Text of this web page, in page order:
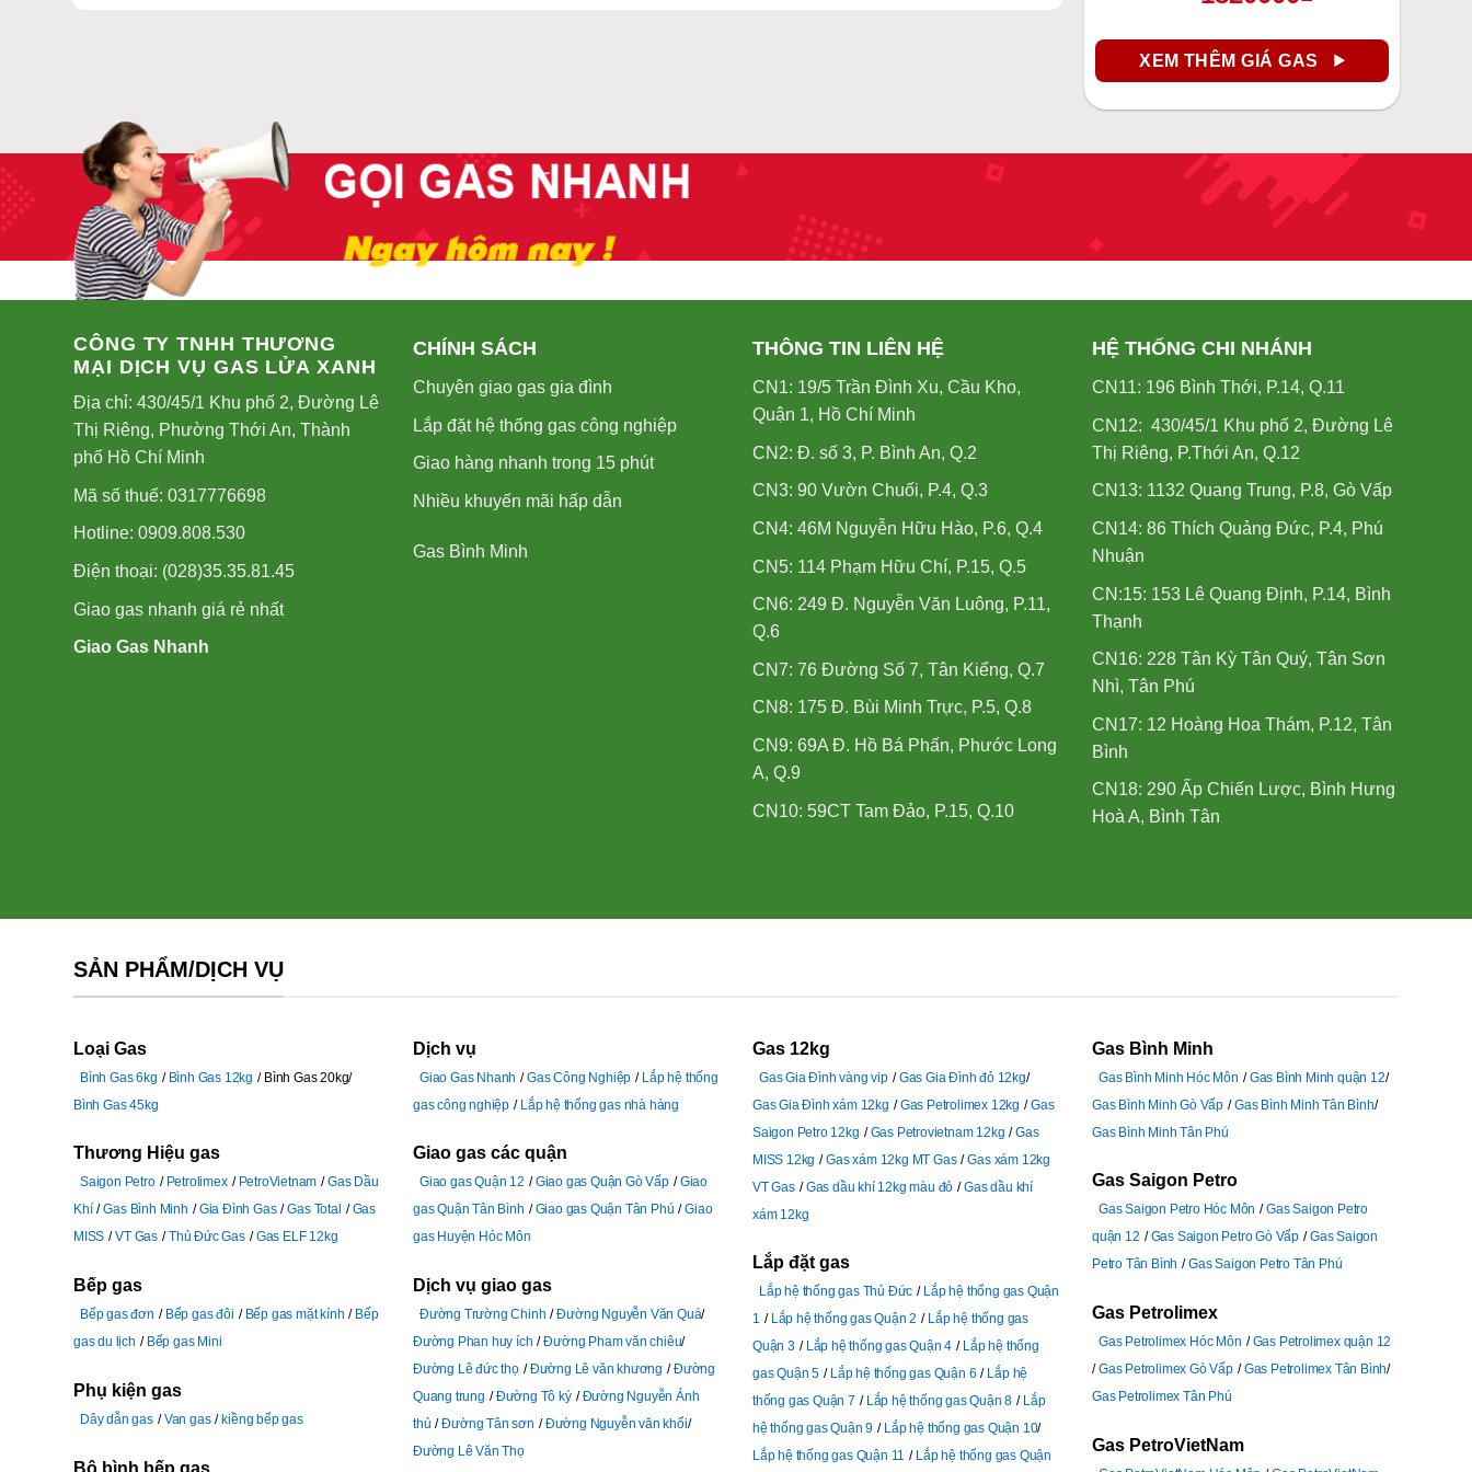
XEM THÊM GIÁ GAS
CÔNG TY TNHH THƯƠNG
MẠI DỊCH VỤ GAS LỬA XANH
Địa chỉ: 430/45/1 Khu phố 2, Đường Lê
Thị Riêng, Phường Thới An, Thành
phố Hồ Chí Minh
Mã số thuế: 0317776698
Hotline: 0909.808.530
Điện thoại: (028)35.35.81.45
Giao gas nhanh giá rẻ nhất
Giao Gas Nhanh
CHÍNH SÁCH
Chuyên giao gas gia đình
Lắp đặt hệ thống gas công nghiệp
Giao hàng nhanh trong 15 phút
Nhiều khuyến mãi hấp dẫn
Gas Bình Minh
THÔNG TIN LIÊN HỆ
CN1: 19/5 Trần Đình Xu, Cầu Kho,
Quận 1, Hồ Chí Minh
CN2: Đ. số 3, P. Bình An, Q.2
CN3: 90 Vườn Chuối, P.4, Q.3
CN4: 46M Nguyễn Hữu Hào, P.6, Q.4
CN5: 114 Phạm Hữu Chí, P.15, Q.5
CN6: 249 Đ. Nguyễn Văn Luông, P.11,
Q.6
CN7: 76 Đường Số 7, Tân Kiểng, Q.7
CN8: 175 Đ. Bùi Minh Trực, P.5, Q.8
CN9: 69A Đ. Hồ Bá Phấn, Phước Long
A, Q.9
CN10: 59CT Tam Đảo, P.15, Q.10
HỆ THỐNG CHI NHÁNH
CN11: 196 Bình Thới, P.14, Q.11
CN12: 430/45/1 Khu phố 2, Đường Lê
Thị Riêng, P.Thới An, Q.12
CN13: 1132 Quang Trung, P.8, Gò Vấp
CN14: 86 Thích Quảng Đức, P.4, Phú
Nhuận
CN:15: 153 Lê Quang Định, P.14, Bình
Thạnh
CN16: 228 Tân Kỳ Tân Quý, Tân Sơn
Nhì, Tân Phú
CN17: 12 Hoàng Hoa Thám, P.12, Tân
Bình
CN18: 290 Ấp Chiến Lược, Bình Hưng
Hoà A, Bình Tân
SẢN PHẨM/DỊCH VỤ
Loại Gas
Bình Gas 6kg Bình Gas 12kg
Bình Gas 20kg
Bình Gas 45kg
Thương Hiệu gas
Saigon Petro Petrolimex PetroVietnam
Gas Dầu
Khí
Gas Bình Minh Gia Đình Gas Gas Total
Gas
MISS
VT Gas Thủ Đức Gas Gas ELF 12kg
Bếp gas
Bếp gas đơn Bếp gas đôi Bếp gas mặt kính
Bếp
gas du lịch
Bếp gas Mini
Phụ kiện gas
Dây dẫn gas Van gas kiềng bếp gas
Bộ bình bếp gas
Dịch vụ
Giao Gas Nhanh Gas Công Nghiệp
Lắp hệ thống
gas công nghiệp
Lắp hệ thống gas nhà hàng
Giao gas các quận
Giao gas Quận 12 Giao gas Quận Gò Vấp
Giao
gas Quận Tân Bình
Giao gas Quận Tân Phú
Giao
gas Huyện Hóc Môn
Dịch vụ giao gas
Đường Trường Chinh
Đường Nguyễn Văn Quá
Đường Phan huy ích
Đường Pham văn chiêu
Đường Lê đức thọ
Đường Lê văn khương
Đường
Quang trung
Đường Tô ký
Đường Nguyễn Ảnh
thủ
Đường Tân sơn
Đường Nguyễn văn khối
Đường Lê Văn Thọ
Gas 12kg
Gas Gia Đình vàng vip
Gas Gia Đình đỏ 12kg
Gas Gia Đình xám 12kg
Gas Petrolimex 12kg
Gas
Saigon Petro 12kg
Gas Petrovietnam 12kg
Gas
MISS 12kg
Gas xám 12kg MT Gas
Gas xám 12kg
VT Gas
Gas dầu khí 12kg màu đỏ
Gas dầu khí
xám 12kg
Lắp đặt gas
Lắp hệ thống gas Thủ Đức
Lắp hệ thống gas Quận
1
Lắp hệ thống gas Quận 2
Lắp hệ thống gas
Quận 3
Lắp hệ thống gas Quận 4
Lắp hệ thống
gas Quận 5
Lắp hệ thống gas Quận 6
Lắp hệ
thống gas Quận 7
Lắp hệ thống gas Quận 8
Lắp
hệ thống gas Quận 9
Lắp hệ thống gas Quận 10
Lắp hệ thống gas Quận 11
Lắp hệ thống gas Quận
Gas Bình Minh
Gas Bình Minh Hóc Môn
Gas Bình Minh quận 12
Gas Bình Minh Gò Vấp
Gas Bình Minh Tân Bình
Gas Bình Minh Tân Phú
Gas Saigon Petro
Gas Saigon Petro Hóc Môn
Gas Saigon Petro
quận 12
Gas Saigon Petro Gò Vấp
Gas Saigon
Petro Tân Bình
Gas Saigon Petro Tân Phú
Gas Petrolimex
Gas Petrolimex Hóc Môn
Gas Petrolimex quận 12
Gas Petrolimex Gò Vấp
Gas Petrolimex Tân Bình
Gas Petrolimex Tân Phú
Gas PetroVietNam